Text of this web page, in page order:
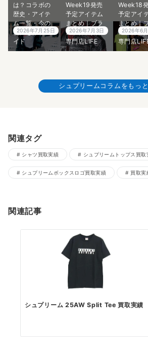
は？コラボの
歴史・アイテ
ム一覧・今の
価値を徹底ガ
イド
2026年7月25日
Week19発売
予定アイテム
まとめ｜ブラ
ンド古着買取
専門店LIFE
2026年7月3日
Week18
予定アイ
まとめ｜
ンド古着
専門店
2026年6
シュプリームコラムをもっ
関連タグ
シャツ買取実績 シュプリームトップス買取
シュプリームボックスロゴ買取実績 買取実
関連記事
シュプリーム 25AW Split Tee 買取実績